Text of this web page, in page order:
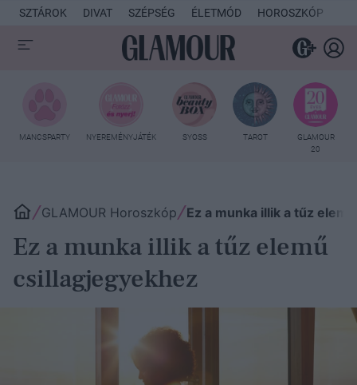
SZTÁROK DIVAT SZÉPSÉG ÉLETMÓD HOROSZKÓP
MANCSPARTY NYEREMÉNYJÁTÉK SYOSS TAROT
GLAMOUR
20
GLAMOUR Horoszkóp Ez a munka illik a tűz
Ez a munka illik a tűz elemű
csillagjegyekhez